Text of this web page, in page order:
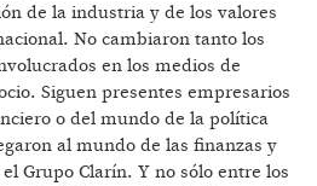
de la industria y de los valores
No cambiaron tanto los
en los medios de
Siguen presentes empresarios
o del mundo de la política
al mundo de las finanzas y
Grupo Clarín. Y no sólo entre los